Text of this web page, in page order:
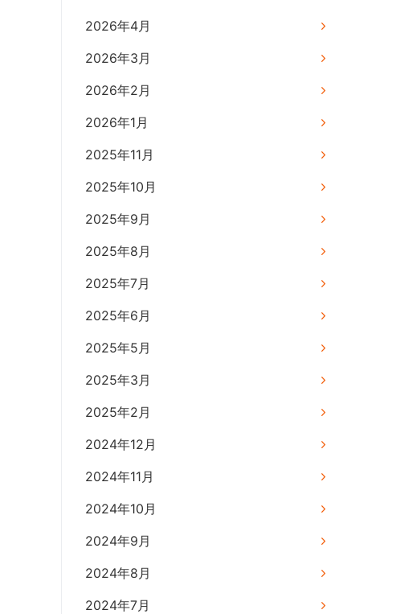
2026年4月
2026年3月
2026年2月
2026年1月
2025年11月
2025年10月
2025年9月
2025年8月
2025年7月
2025年6月
2025年5月
2025年3月
2025年2月
2024年12月
2024年11月
2024年10月
2024年9月
2024年8月
2024年7月